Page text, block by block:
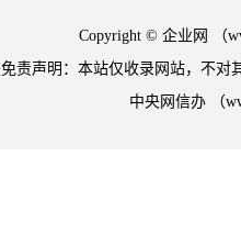
Copyright © 企业网 （
免责声明：本站仅收录网站，不对
中央网信办 （